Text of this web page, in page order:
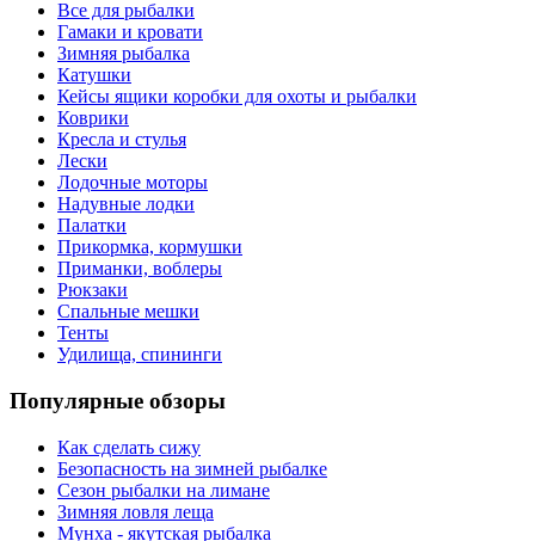
Все для рыбалки
Гамаки и кровати
Зимняя рыбалка
Катушки
Кейсы ящики коробки для охоты и рыбалки
Коврики
Кресла и стулья
Лески
Лодочные моторы
Надувные лодки
Палатки
Прикормка, кормушки
Приманки, воблеры
Рюкзаки
Спальные мешки
Тенты
Удилища, спининги
Популярные обзоры
Как сделать сижу
Безопасность на зимней рыбалке
Сезон рыбалки на лимане
Зимняя ловля леща
Мунха - якутская рыбалка